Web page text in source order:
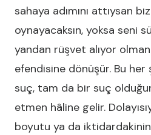
sahaya adımını attıysan
oynayacaksın, yoksa seni
yandan rüşvet alıyor
efendisine dönüşür. Bu
suç, tam da bir suç
etmen hâline gelir.
boyutu ya da